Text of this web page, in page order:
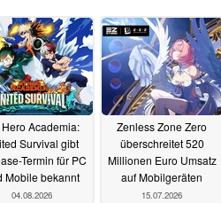
Hero Academia:
Survival gibt
Termin für PC
Mobile bekannt
04.08.2026
Zenless Zone Zero
überschreitet 520
Millionen Euro Umsatz
auf Mobilgeräten
15.07.2026